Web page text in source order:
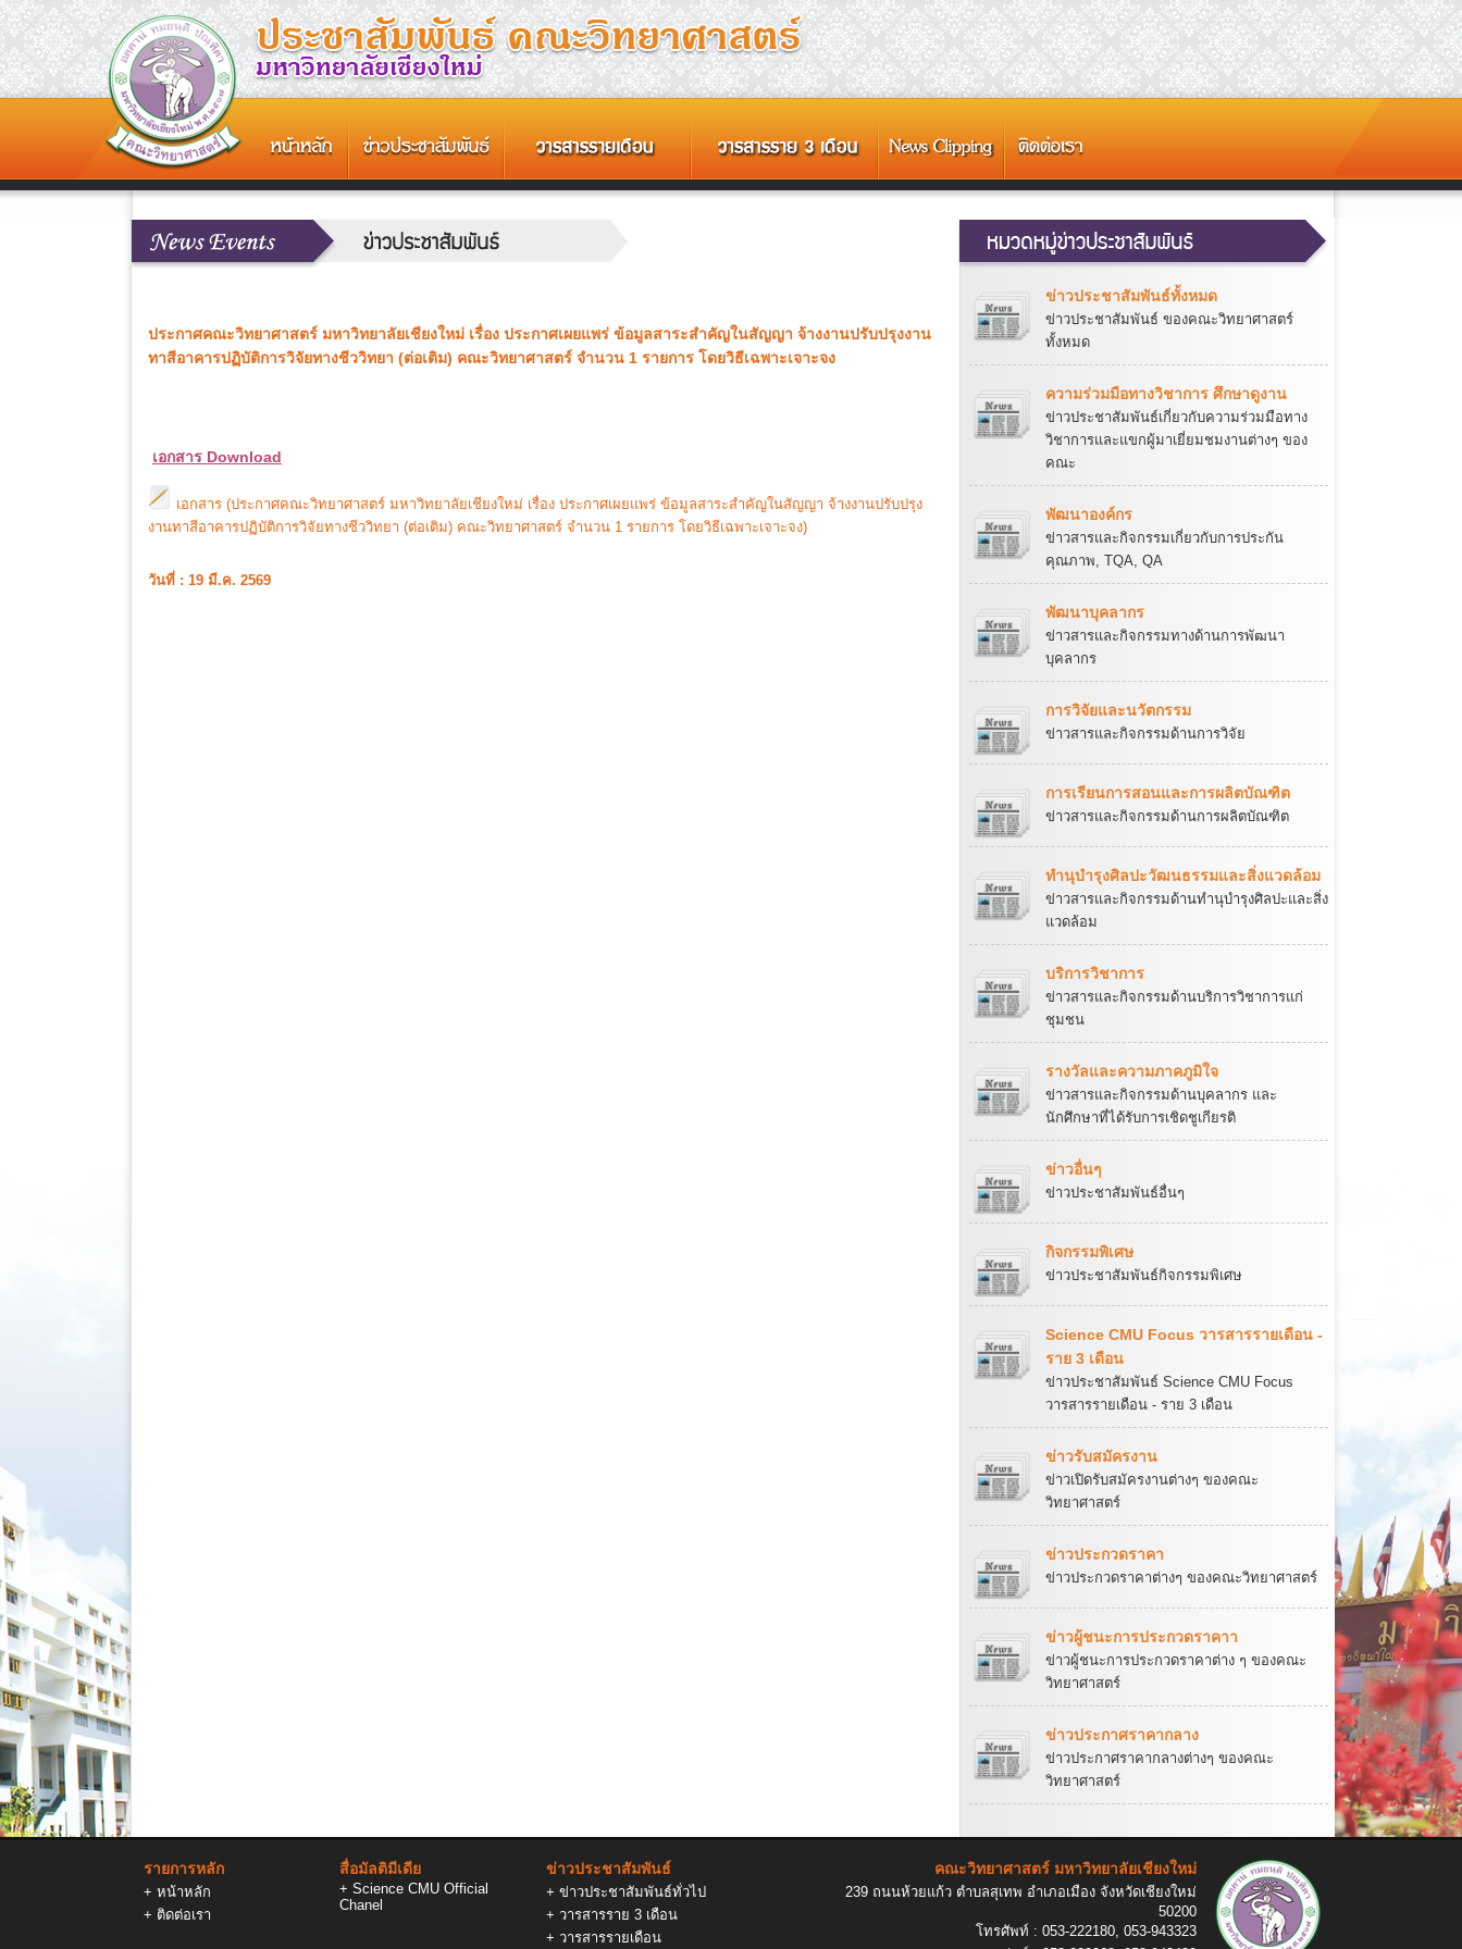
ประกาศคณะวิทยาศาสตร์ มหาวิทยาลัยเชียงใหม่ เรื่อง ประกาศเผยแพร่ ข้อมูลสาระสำคัญในสัญญา จ้างงานปรับปรุงงาน
ทาสีอาคารปฏิบัติการวิจัยทางชีววิทยา (ต่อเติม) คณะวิทยาศาสตร์ จำนวน 1 รายการ โดยวิธีเฉพาะเจาะจง
เอกสาร Download
เอกสาร (ประกาศคณะวิทยาศาสตร์ มหาวิทยาลัยเชียงใหม่ เรื่อง ประกาศเผยแพร่ ข้อมูลสาระสำคัญในสัญญา จ้างงานปรับปรุง
งานทาสีอาคารปฏิบัติการวิจัยทางชีววิทยา (ต่อเติม) คณะวิทยาศาสตร์ จำนวน 1 รายการ โดยวิธีเฉพาะเจาะจง)
วันที่ : 19 มี.ค. 2569
ข่าวประชาสัมพันธ์ทั้งหมด
ข่าวประชาสัมพันธ์ ของคณะวิทยาศาสตร์
ทั้งหมด
ความร่วมมือทางวิชาการ ศึกษาดูงาน
ข่าวประชาสัมพันธ์เกี่ยวกับความร่วมมือทาง
วิชาการและแขกผู้มาเยี่ยมชมงานต่างๆ ของ
คณะ
พัฒนาองค์กร
ข่าวสารและกิจกรรมเกี่ยวกับการประกัน
คุณภาพ, TQA, QA
พัฒนาบุคลากร
ข่าวสารและกิจกรรมทางด้านการพัฒนา
บุคลากร
การวิจัยและนวัตกรรม
ข่าวสารและกิจกรรมด้านการวิจัย
การเรียนการสอนและการผลิตบัณฑิต
ข่าวสารและกิจกรรมด้านการผลิตบัณฑิต
ทำนุบำรุงศิลปะวัฒนธรรมและสิ่งแวดล้อม
ข่าวสารและกิจกรรมด้านทำนุบำรุงศิลปะและสิ่ง
แวดล้อม
บริการวิชาการ
ข่าวสารและกิจกรรมด้านบริการวิชาการแก่
ชุมชน
รางวัลและความภาคภูมิใจ
ข่าวสารและกิจกรรมด้านบุคลากร และ
นักศึกษาที่ได้รับการเชิดชูเกียรติ
ข่าวอื่นๆ
ข่าวประชาสัมพันธ์อื่นๆ
กิจกรรมพิเศษ
ข่าวประชาสัมพันธ์กิจกรรมพิเศษ
Science CMU Focus วารสารรายเดือน -
ราย 3 เดือน
ข่าวประชาสัมพันธ์ Science CMU Focus
วารสารรายเดือน - ราย 3 เดือน
ข่าวรับสมัครงาน
ข่าวเปิดรับสมัครงานต่างๆ ของคณะ
วิทยาศาสตร์
ข่าวประกวดราคา
ข่าวประกวดราคาต่างๆ ของคณะวิทยาศาสตร์
ข่าวผู้ชนะการประกวดราคาา
ข่าวผู้ชนะการประกวดราคาต่าง ๆ ของคณะ
วิทยาศาสตร์
ข่าวประกาศราคากลาง
ข่าวประกาศราคากลางต่างๆ ของคณะ
วิทยาศาสตร์
รายการหลัก
+ หน้าหลัก
+ ติดต่อเรา
สื่อมัลติมีเดีย
+ Science CMU Official
Chanel
ข่าวประชาสัมพันธ์
+ ข่าวประชาสัมพันธ์ทั่วไป
+ วารสารราย 3 เดือน
+ วารสารรายเดือน
คณะวิทยาศาสตร์ มหาวิทยาลัยเชียงใหม่
239 ถนนห้วยแก้ว ตำบลสุเทพ อำเภอเมือง จังหวัดเชียงใหม่
50200
โทรศัพท์ : 053-222180, 053-943323